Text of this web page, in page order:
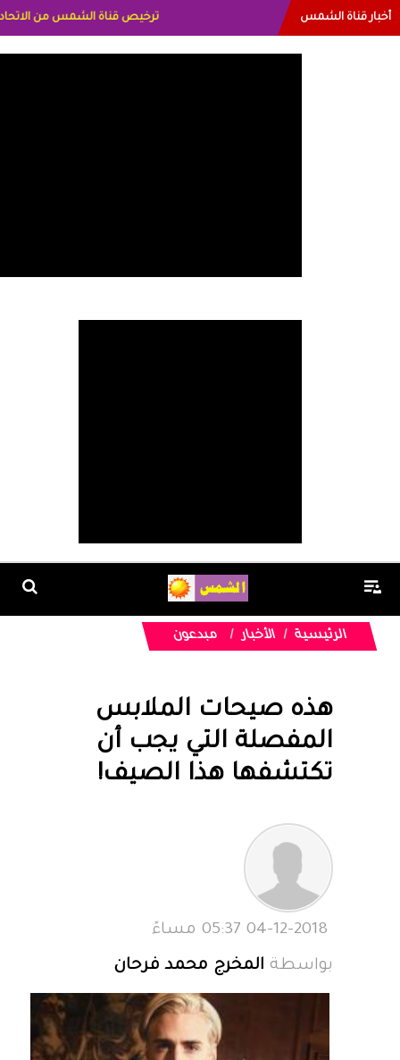
أخبار قناة الشمس
الرئيسية الأخبار مبدعون
هذه صيحات الملابس
المفصلة التي يجب أن
تكتشفها هذا الصيف!
بواسطة المخرج محمد فرحان